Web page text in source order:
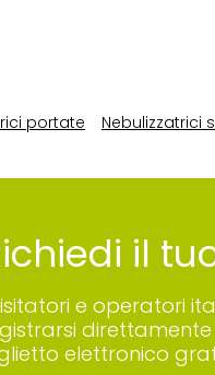
portate Nebulizzatrici
il
e operatori
elettronico